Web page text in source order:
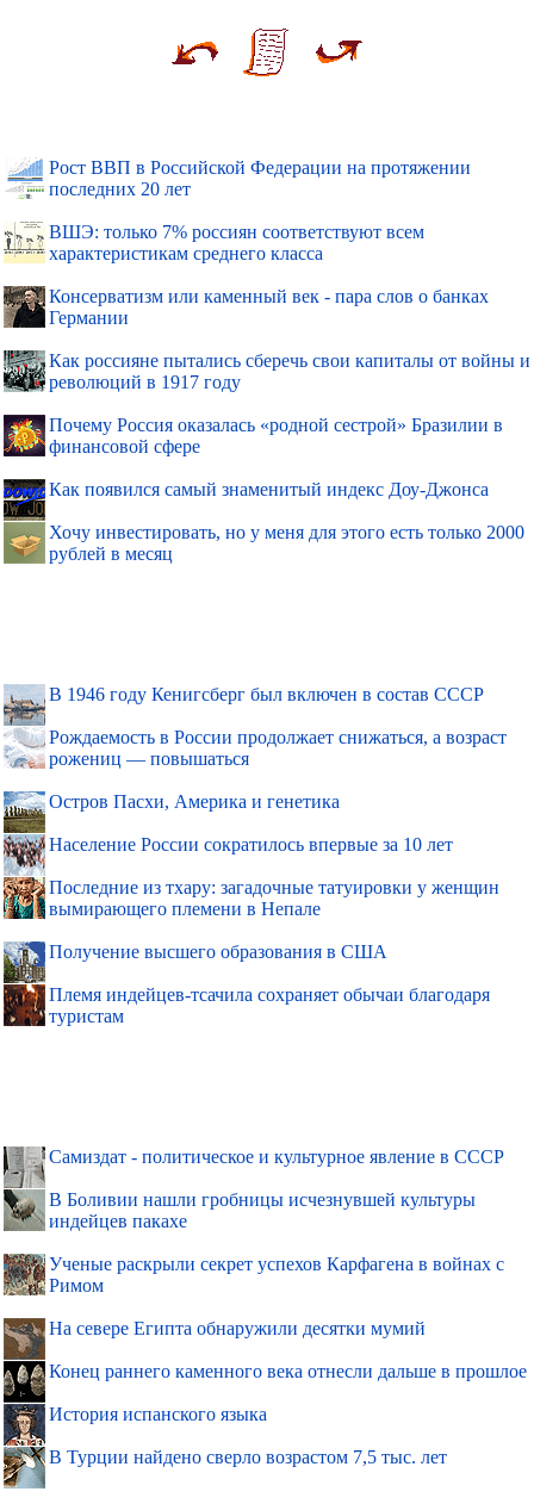
Рост ВВП в Российской Федерации на протяжении
последних 20 лет
ВШЭ: только 7% россиян соответствуют всем
характеристикам среднего класса
Консерватизм или каменный век - пара слов о банках
Германии
Как россияне пытались сберечь свои капиталы от войны и
революций в 1917 году
Почему Россия оказалась «родной сестрой» Бразилии в
финансовой сфере
Как появился самый знаменитый индекс Доу-Джонса
Хочу инвестировать, но у меня для этого есть только 2000
рублей в месяц
В 1946 году Кенигсберг был включен в состав СССР
Рождаемость в России продолжает снижаться, а возраст
рожениц — повышаться
Остров Пасхи, Америка и генетика
Население России сократилось впервые за 10 лет
Последние из тхару: загадочные татуировки у женщин
вымирающего племени в Непале
Получение высшего образования в США
Племя индейцев-тсачила сохраняет обычаи благодаря
туристам
Самиздат - политическое и культурное явление в СССР
В Боливии нашли гробницы исчезнувшей культуры
индейцев пакахе
Ученые раскрыли секрет успехов Карфагена в войнах с
Римом
На севере Египта обнаружили десятки мумий
Конец раннего каменного века отнесли дальше в прошлое
История испанского языка
В Турции найдено сверло возрастом 7,5 тыс. лет